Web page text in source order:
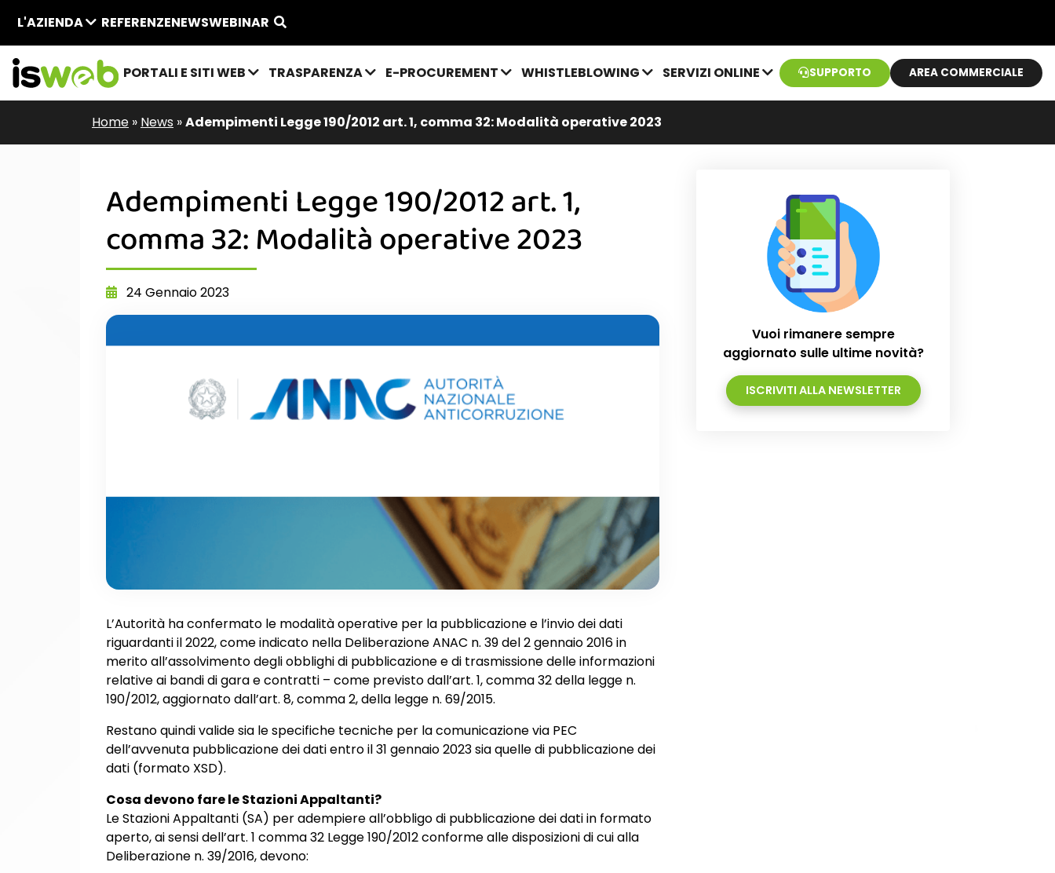
L'AZIENDA REFERENZENEWSWEBINAR
PORTALI E SITI WEB TRASPARENZA E-PROCUREMENT WHISTLEBLOWING SERVIZI ONLINE SUPPORTO AREA COMMERCIALE
Home » News »Adempimenti Legge 190/2012 art. 1, comma 32: Modalità operative 2023
Adempimenti Legge 190/2012 art. 1,
comma 32: Modalità operative 2023
24 Gennaio 2023
L’Autorità ha confermato le modalità operative per la pubblicazione e l’invio dei dati
riguardanti il 2022, come indicato nella Deliberazione ANAC n. 39 del 2 gennaio 2016 in
merito all’assolvimento degli obblighi di pubblicazione e di trasmissione delle informazioni
relative ai bandi di gara e contratti – come previsto dall’art. 1, comma 32 della legge n.
190/2012, aggiornato dall’art. 8, comma 2, della legge n. 69/2015.
Restano quindi valide sia le specifiche tecniche per la comunicazione via PEC
dell’avvenuta pubblicazione dei dati entro il 31 gennaio 2023 sia quelle di pubblicazione dei
dati (formato XSD).
Cosa devono fare le Stazioni Appaltanti?
Le Stazioni Appaltanti (SA) per adempiere all’obbligo di pubblicazione dei dati in formato
aperto, ai sensi dell’art. 1 comma 32 Legge 190/2012 conforme alle disposizioni di cui alla
Deliberazione n. 39/2016, devono:
Vuoi rimanere sempre
aggiornato sulle ultime novità?
ISCRIVITI ALLA NEWSLETTER